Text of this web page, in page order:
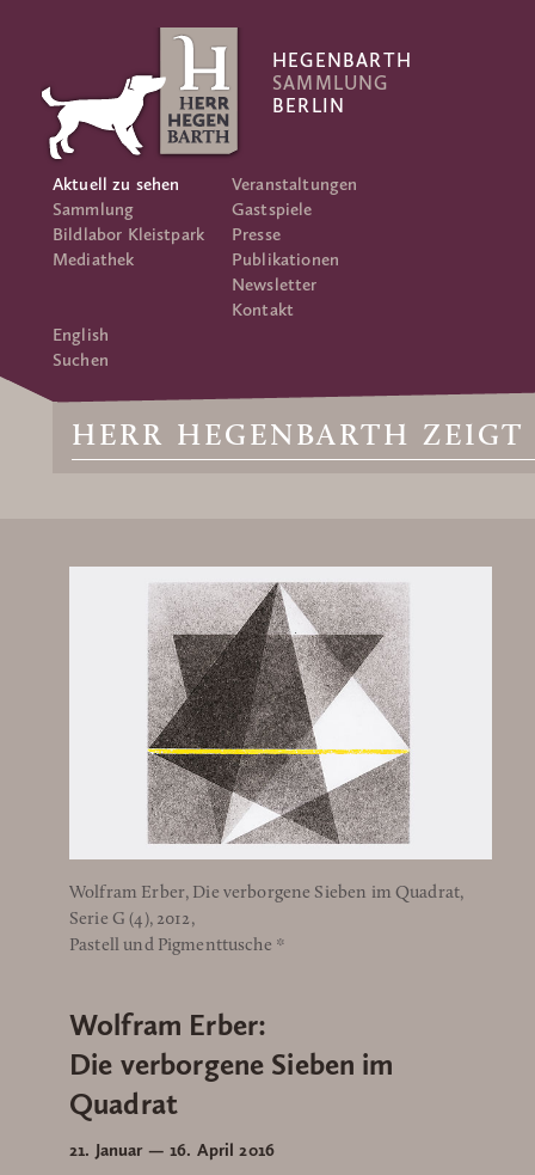
HEGENBARTH
SAMMLUNG
BERLIN
Aktuell zu sehen
Sammlung
Bildlabor Kleistpark
Mediathek
Veranstaltungen
Gastspiele
Presse
Publikationen
Newsletter
Kontakt
English
Suchen
HERR HEGENBARTH ZEIGT
Wolfram Erber, Die verborgene Sieben im Quadrat,
Serie G (4), 2012,
Pastell und Pigmenttusche *
Wolfram Erber:
Die verborgene Sieben im
Quadrat
21. Januar — 16. April 2016